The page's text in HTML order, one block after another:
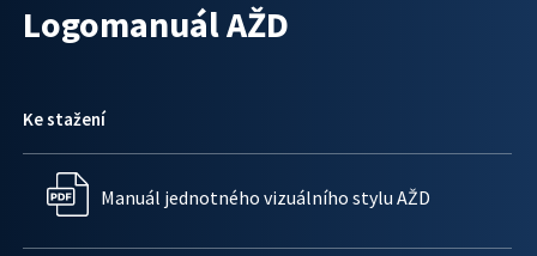
Logomanuál AŽD
Ke stažení
Manuál jednotného vizuálního stylu AŽD